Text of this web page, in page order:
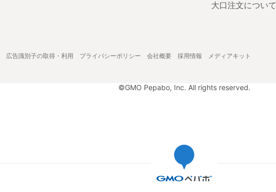
大口注文について
広告識別子の取得・利用 プライバシーポリシー 会社概要 採用情報 メディアキット
©GMO Pepabo, Inc. All rights reserved.